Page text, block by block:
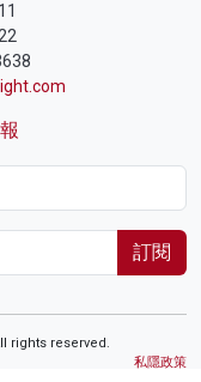
訂閱
rights reserved.
私隱政策